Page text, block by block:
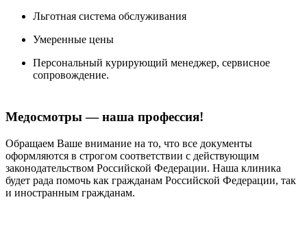
Льготная система обслуживания
Умеренные цены
Персональный курирующий менеджер, сервисное
сопровождение.
Медосмотры — наша профессия!
Обращаем Ваше внимание на то, что все документы
оформляются в строгом соответствии с действующим
законодательством Российской Федерации. Наша клиника
будет рада помочь как гражданам Российской Федерации, так
и иностранным гражданам.